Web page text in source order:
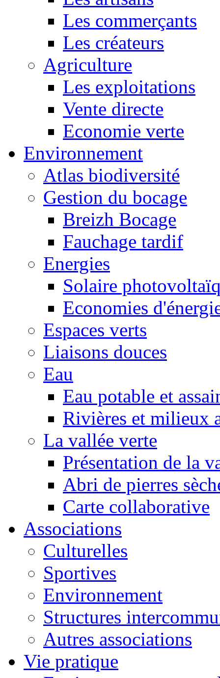
Les commerçants
Les créateurs
Agriculture
Les exploitations
Vente directe
Economie verte
Environnement
Atlas biodiversité
Gestion du bocage
Breizh Bocage
Fauchage tardif
Energies
Solaire
Economies
Espaces verts
Liaisons douces
Eau
Eau potable et
Rivières et milieux
La vallée verte
Présentation de la
Abri de pierres
Carte collaborative
Associations
Culturelles
Sportives
Environnement
Structures
Autres associations
Vie pratique